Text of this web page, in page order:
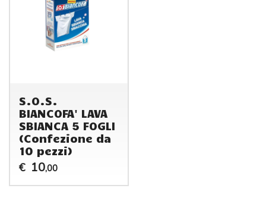
S.O.S.
BIANCOFA' LAVA
SBIANCA 5 FOGLI
(Confezione da
10 pezzi)
€ 10,00